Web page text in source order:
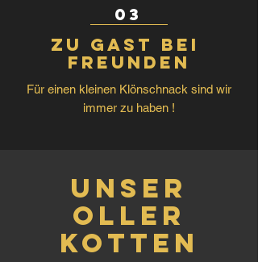
03
zu gast bei
freunden
Für einen kleinen Klönschnack sind wir
immer zu haben !
Unser
Oller
KOtten